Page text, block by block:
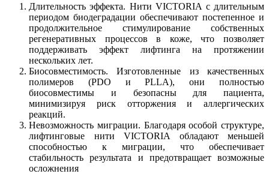
Длительность эффекта. Нити VICTORIA с длительным
периодом биодеградации обеспечивают постепенное и
продолжительное стимулирование собственных
регенеративных процессов в коже, что позволяет
поддерживать эффект лифтинга на протяжении
нескольких лет.
Биосовместимость. Изготовленные из качественных
полимеров (PDO и PLLA), они полностью
биосовместимы и безопасны для пациента,
минимизируя риск отторжения и аллергических
реакций.
Невозможность миграции. Благодаря особой структуре,
лифтинговые нити VICTORIA обладают меньшей
способностью к миграции, что обеспечивает
стабильность результата и предотвращает возможные
осложнения